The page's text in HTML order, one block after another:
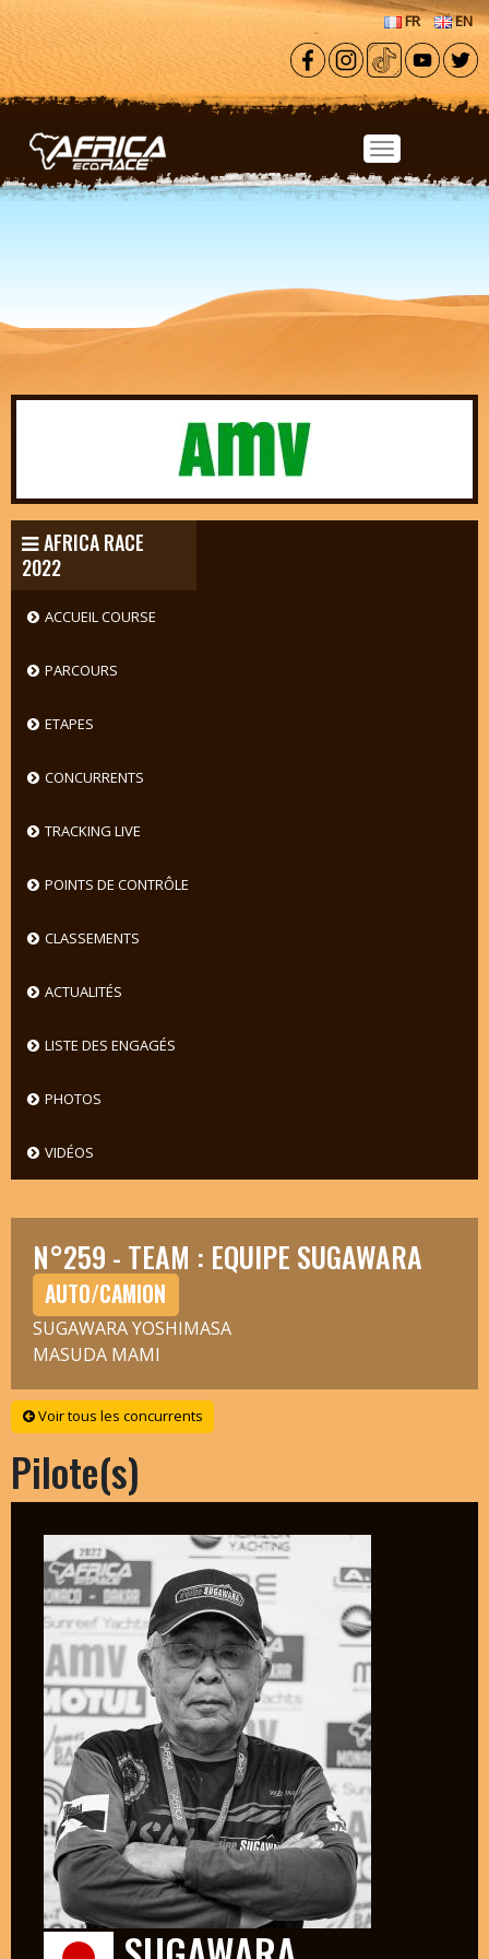
Aller au contenu principal
FR EN
AFRICA RACE
2022
ACCUEIL COURSE
PARCOURS
ETAPES
CONCURRENTS
TRACKING LIVE
POINTS DE CONTRÔLE
CLASSEMENTS
ACTUALITÉS
LISTE DES ENGAGÉS
PHOTOS
VIDÉOS
N°259 - TEAM : EQUIPE SUGAWARA
AUTO/CAMION
SUGAWARA YOSHIMASA
MASUDA MAMI
Voir tous les concurrents
Pilote(s)